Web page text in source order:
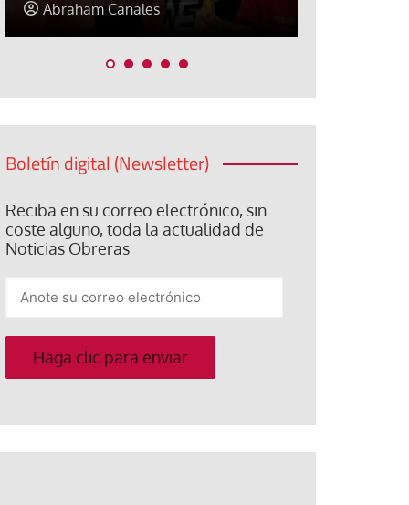
Elisa Brey
Boletín digital (Newsletter)
Reciba en su correo electrónico, sin
coste alguno, toda la actualidad de
Noticias Obreras
su
correo
electrónico
Haga clic para enviar